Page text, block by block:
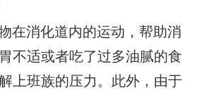
在消化道内的运动，帮助消
不适或者吃了过多油腻的食
上班族的压力。此外，由于